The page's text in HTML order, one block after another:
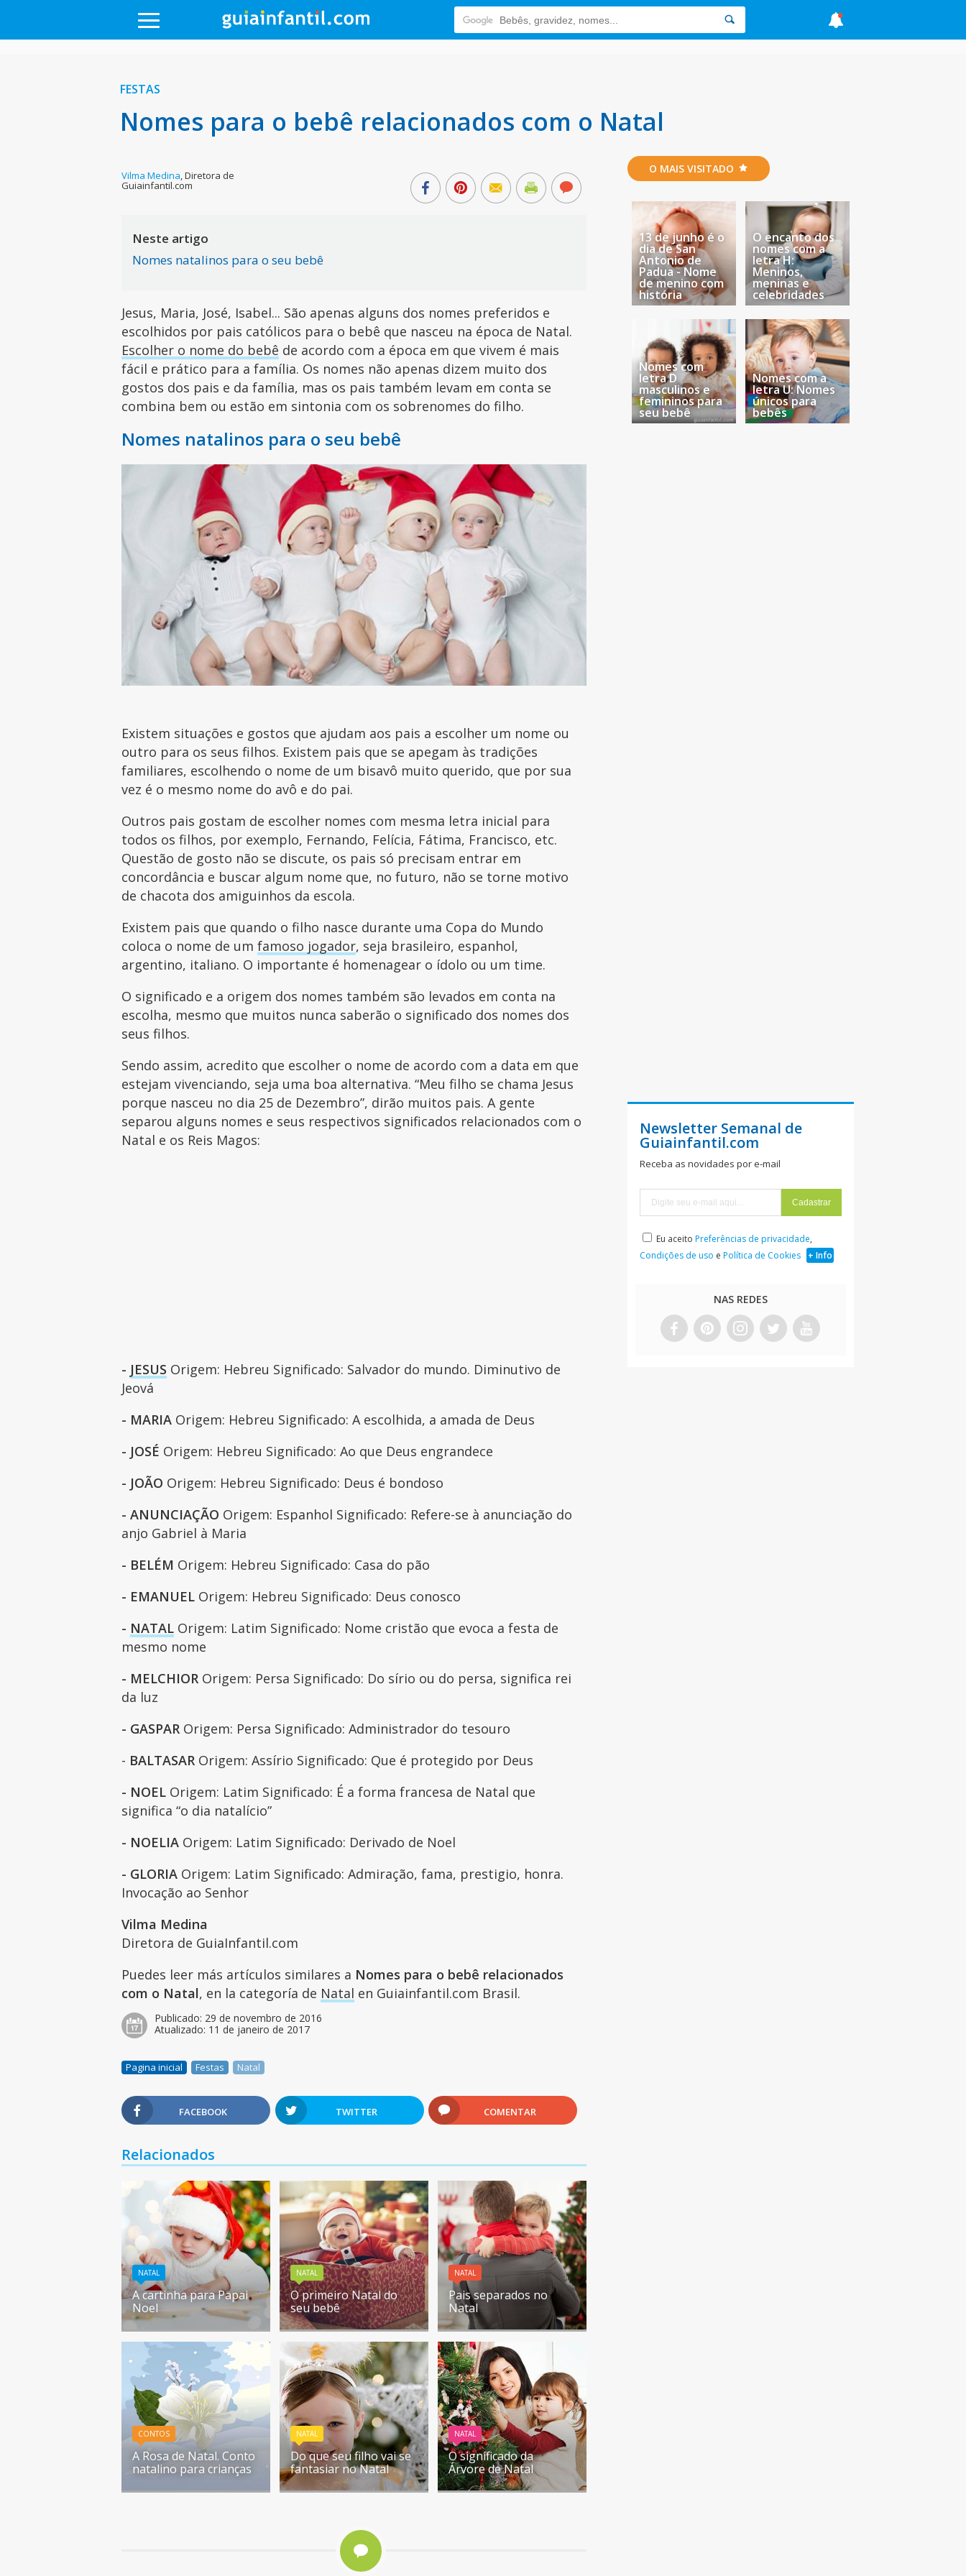
FESTAS
Nomes para o bebê relacionados com o Natal
Vilma Medina,Diretora de
Guiainfantil.com
Neste artigo
Nomes natalinos para o seu bebê
Jesus, Maria, José, Isabel... São apenas alguns dos nomes preferidos e
escolhidos por pais católicos para o bebê que nasceu na época de Natal.
Escolher o nome do bebê de acordo com a época em que vivem é mais
fácil e prático para a família. Os nomes não apenas dizem muito dos
gostos dos pais e da família, mas os pais também levam em conta se
combina bem ou estão em sintonia com os sobrenomes do filho.
Nomes natalinos para o seu bebê
Existem situações e gostos que ajudam aos pais a escolher um nome ou
outro para os seus filhos. Existem pais que se apegam às tradições
familiares, escolhendo o nome de um bisavô muito querido, que por sua
vez é o mesmo nome do avô e do pai.
Outros pais gostam de escolher nomes com mesma letra inicial para
todos os filhos, por exemplo, Fernando, Felícia, Fátima, Francisco, etc.
Questão de gosto não se discute, os pais só precisam entrar em
concordância e buscar algum nome que, no futuro, não se torne motivo
de chacota dos amiguinhos da escola.
Existem pais que quando o filho nasce durante uma Copa do Mundo
coloca o nome de umfamoso jogador, seja brasileiro, espanhol,
argentino, italiano. O importante é homenagear o ídolo ou um time.
O significado e a origem dos nomes também são levados em conta na
escolha, mesmo que muitos nunca saberão o significado dos nomes dos
seus filhos.
Sendo assim, acredito que escolher o nome de acordo com a data em que
estejam vivenciando, seja uma boa alternativa. “Meu filho se chama Jesus
porque nasceu no dia 25 de Dezembro”, dirão muitos pais. A gente
separou alguns nomes e seus respectivos significados relacionados com o
Natal e os Reis Magos:
- JESUS Origem: Hebreu Significado: Salvador do mundo. Diminutivo de
Jeová
- MARIA Origem: Hebreu Significado: A escolhida, a amada de Deus
- JOSÉ Origem: Hebreu Significado: Ao que Deus engrandece
- JOÃO Origem: Hebreu Significado: Deus é bondoso
- ANUNCIAÇÃO Origem: Espanhol Significado: Refere-se à anunciação do
anjo Gabriel à Maria
- BELÉM Origem: Hebreu Significado: Casa do pão
- EMANUEL Origem: Hebreu Significado: Deus conosco
- NATAL Origem: Latim Significado: Nome cristão que evoca a festa de
mesmo nome
- MELCHIOR Origem: Persa Significado: Do sírio ou do persa, significa rei
da luz
- GASPAR Origem: Persa Significado: Administrador do tesouro
- BALTASAR Origem: Assírio Significado: Que é protegido por Deus
- NOEL Origem: Latim Significado: É a forma francesa de Natal que
significa “o dia natalício”
- NOELIA Origem: Latim Significado: Derivado de Noel
- GLORIA Origem: Latim Significado: Admiração, fama, prestigio, honra.
Invocação ao Senhor
Vilma Medina
Diretora de GuiaInfantil.com
Puedes leer más artículos similares a Nomes para o bebê relacionados
com o Natal, en la categoría de Natal en Guiainfantil.com Brasil.
Publicado: 29 de novembro de 2016
Atualizado: 11 de janeiro de 2017
Pagina inicial Festas Natal
FACEBOOK TWITTER COMENTAR
Relacionados
NATAL
A cartinha para Papai
Noel
NATAL
O primeiro Natal do
seu bebê
NATAL
Pais separados no
Natal
CONTOS
A Rosa de Natal. Conto
natalino para crianças
NATAL
Do que seu filho vai se
fantasiar no Natal
NATAL
O significado da
Árvore de Natal
O MAIS VISITADO
13 de junho é o
dia de San
Antonio de
Padua - Nome
de menino com
história
O encanto dos
nomes com a
letra H:
Meninos,
meninas e
celebridades
Nomes com
letra D
masculinos e
femininos para
seu bebê
Nomes com a
letra U: Nomes
únicos para
bebês
Newsletter Semanal de
Guiainfantil.com
Receba as novidades por e-mail
Eu aceito Preferências de privacidade,
Condições de uso e Política de Cookies + Info
NAS REDES